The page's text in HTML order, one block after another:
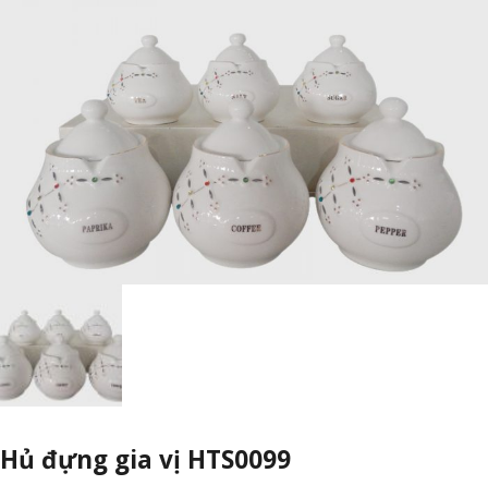
Hủ đựng gia vị HTS0099